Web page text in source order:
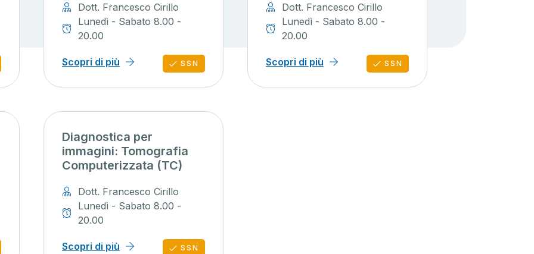
Dott. Francesco Cirillo
Lunedì - Sabato 8.00 -
20.00
Scopri di più SSN
Dott. Francesco Cirillo
Lunedì - Sabato 8.00 -
20.00
Scopri di più SSN
Diagnostica per
immagini: Tomografia
Computerizzata (TC)
Dott. Francesco Cirillo
Lunedì - Sabato 8.00 -
20.00
Scopri di più SSN